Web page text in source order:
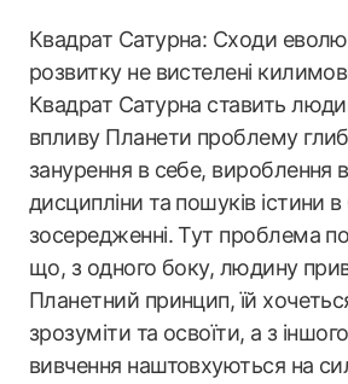
Квадрат Сатурна: Сходи
розвитку не вистелені
Квадрат Сатурна ставить
впливу Планети проблему
занурення в себе, вироблення
дисципліни та пошуків істини
зосередженні. Тут проблема
що, з одного боку, людину
Планетний принцип, їй
зрозуміти та освоїти, а з
вивчення наштовхуються на